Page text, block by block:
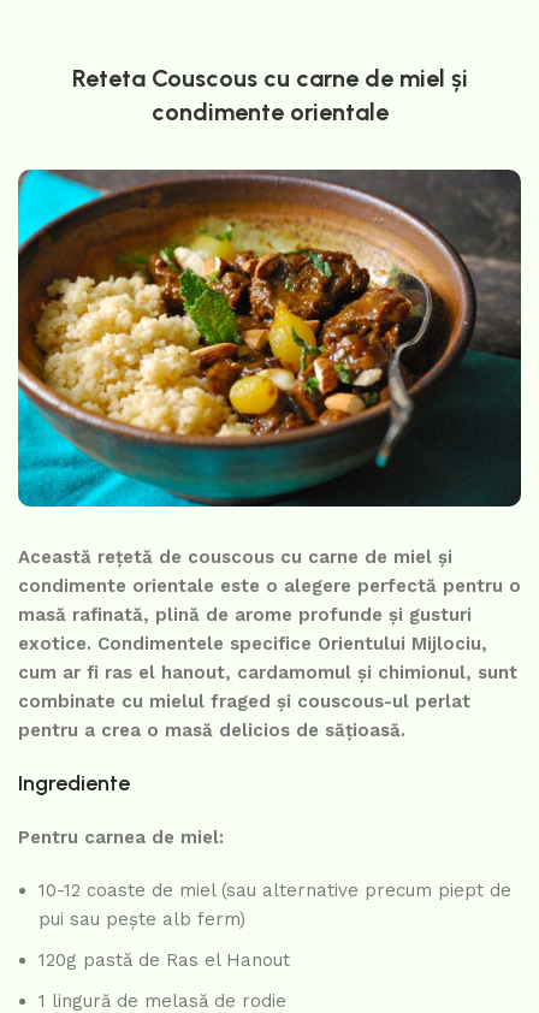
Reteta Couscous cu carne de miel și
condimente orientale
Această rețetă de couscous cu carne de miel și
condimente orientale este o alegere perfectă pentru o
masă rafinată, plină de arome profunde și gusturi
exotice. Condimentele specifice Orientului Mijlociu,
cum ar fi ras el hanout, cardamomul și chimionul, sunt
combinate cu mielul fraged și couscous-ul perlat
pentru a crea o masă delicios de sățioasă.
Ingrediente
Pentru carnea de miel:
10-12 coaste de miel (sau alternative precum piept de
pui sau pește alb ferm)
120g pastă de Ras el Hanout
1 lingură de melasă de rodie